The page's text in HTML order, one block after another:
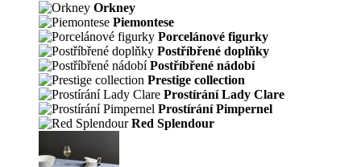
Orkney
Piemontese
Porcelánové figurky
Postříbřené doplňky
Postříbřené nádobí
Prestige collection
Prostírání Lady Clare
Prostírání Pimpernel
Red Splendour